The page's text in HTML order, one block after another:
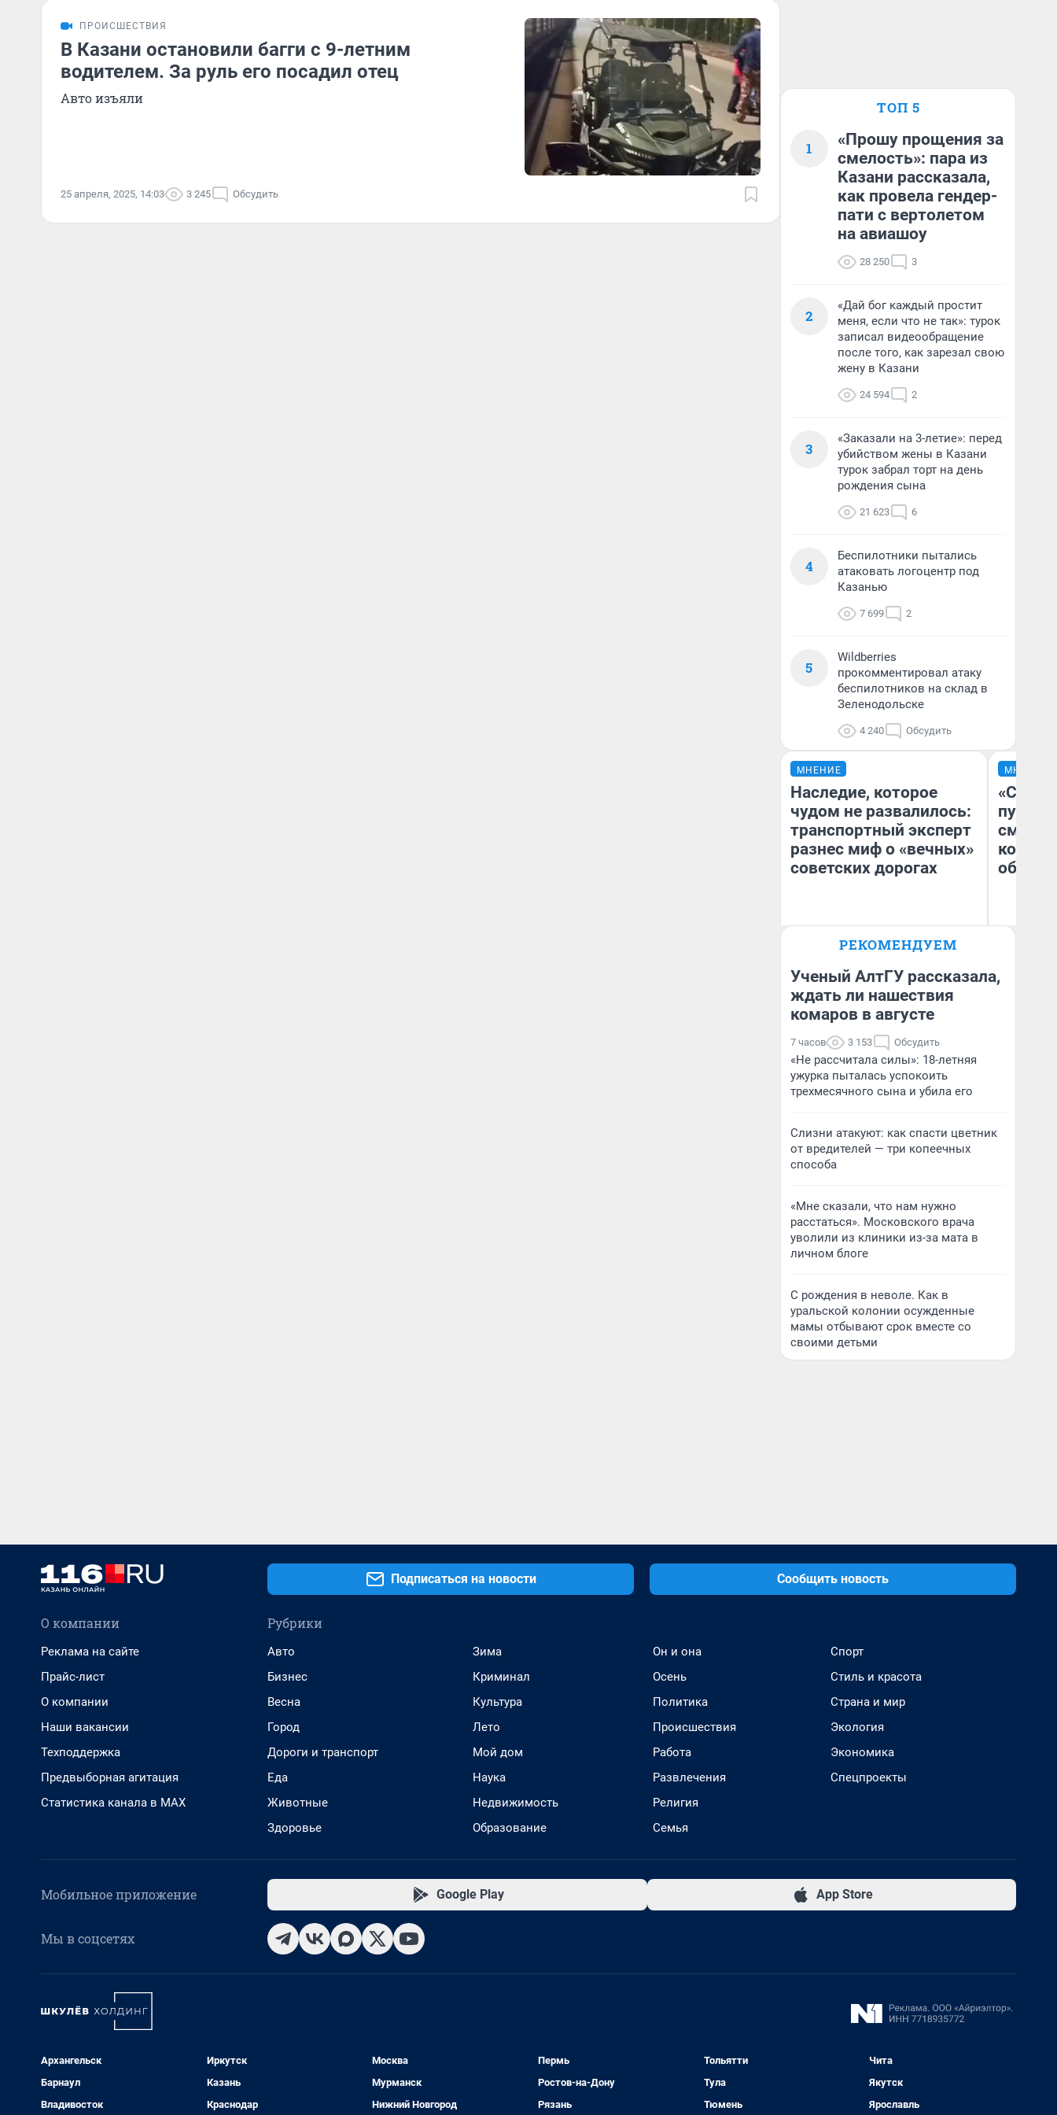
ПРОИСШЕСТВИЯ
В Казани остановили багги с 9-летним
водителем. За руль его посадил отец
Авто изъяли
25 апреля, 2025, 14:03 3 245 Обсудить
ТОП 5
1
«Прошу прощения за
смелость»: пара из
Казани рассказала,
как провела гендер-
пати с вертолетом
на авиашоу
28 250 3
2
«Дай бог каждый простит
меня, если что не так»: турок
записал видеообращение
после того, как зарезал свою
жену в Казани
24 594 2
3
«Заказали на 3-летие»: перед
убийством жены в Казани
турок забрал торт на день
рождения сына
21 623 6
4
Беспилотники пытались
атаковать логоцентр под
Казанью
7 699 2
5
Wildberries
прокомментировал атаку
беспилотников на склад в
Зеленодольске
4 240 Обсудить
МНЕНИЕ
Наследие, которое
чудом не развалилось:
транспортный эксперт
разнес миф о «вечных»
советских дорогах
Блогер, предприниматель,
бизнесе
МНЕНИЕ
РЕКОМЕНДУЕМ
Ученый АлтГУ рассказала,
ждать ли нашествия
комаров в августе
7 часов 3 153 Обсудить
«Не рассчитала силы»: 18-летняя
ужурка пыталась успокоить
трехмесячного сына и убила его
Слизни атакуют: как спасти цветник
от вредителей — три копеечных
способа
«Мне сказали, что нам нужно
расстаться». Московского врача
уволили из клиники из-за мата в
личном блоге
С рождения в неволе. Как в
уральской колонии осужденные
мамы отбывают срок вместе со
своими детьми
Подписаться на новости Сообщить новость
О компании
Реклама на сайте
Прайс-лист
О компании
Наши вакансии
Техподдержка
Предвыборная агитация
Статистика канала в MAX
Рубрики
Авто
Бизнес
Весна
Город
Дороги и транспорт
Еда
Животные
Здоровье
Зима
Криминал
Культура
Лето
Мой дом
Наука
Недвижимость
Образование
Он и она
Осень
Политика
Происшествия
Работа
Развлечения
Религия
Семья
Спорт
Стиль и красота
Страна и мир
Экология
Экономика
Спецпроекты
Мобильное приложение Google Play App Store
Мы в соцсетях
Архангельск
Барнаул
Владивосток
Иркутск
Казань
Краснодар
Москва
Мурманск
Нижний Новгород
Пермь
Ростов-на-Дону
Рязань
Тольятти
Тула
Тюмень
Чита
Якутск
Ярославль